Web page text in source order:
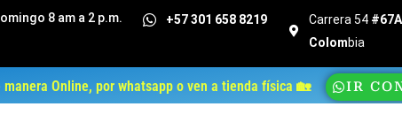
8 am a 2 p.m. +57 301 658 8219 Carrera 54
Colombia
manera Online, por whatsapp o ven a tienda física 🏡 IR